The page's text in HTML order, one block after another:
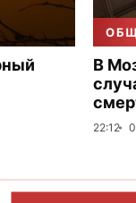
В
22:12